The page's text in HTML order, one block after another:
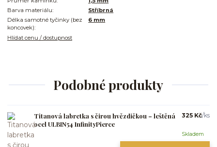
Barva materiálu:
Stříbrná
Délka samotné tyčinky (bez
koncovek):
6 mm
Hlídat cenu / dostupnost
Podobné produkty
Titanová labretka s čirou hvězdičkou – leštěná
ocel ULBIN54 InfinityPierce
325 Kč/ks
Skladem